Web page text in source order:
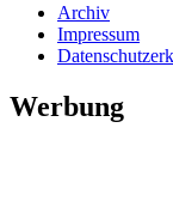
Archiv
Impressum
Werbung